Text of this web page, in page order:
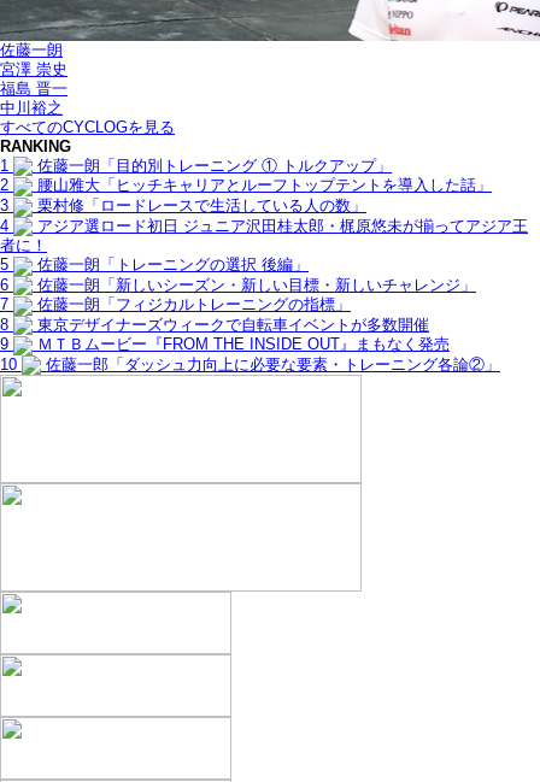
佐藤一朗
宮澤 崇史
福島 晋一
中川裕之
すべてのCYCLOGを見る
RANKING
1
佐藤一朗「目的別トレーニング ① トルクアップ」
2
腰山雅大「ヒッチキャリアとルーフトップテントを導入した話」
3
栗村修「ロードレースで生活している人の数」
4
アジア選ロード初日 ジュニア沢田桂太郎・梶原悠未が揃ってアジア王
者に！
5
佐藤一朗「トレーニングの選択 後編」
6
佐藤一朗「新しいシーズン・新しい目標・新しいチャレンジ」
7
佐藤一朗「フィジカルトレーニングの指標」
8
東京デザイナーズウィークで自転車イベントが多数開催
9
ＭＴＢムービー『FROM THE INSIDE OUT』まもなく発売
10
佐藤一郎「ダッシュ力向上に必要な要素・トレーニング各論②」